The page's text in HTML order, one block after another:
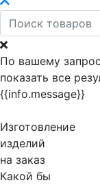
По вашему
показать все
{{info.message}}
Изготовление
изделий
на заказ
Какой бы